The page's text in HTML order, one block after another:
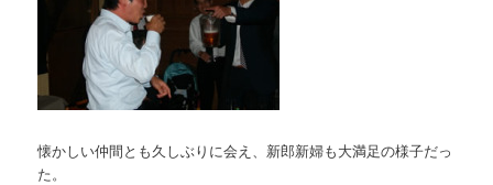
懐かしい仲間とも久しぶりに会え、新郎新婦も大満足の様子だっ
た。